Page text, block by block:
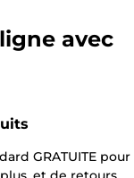
avec
GRATUITE pour